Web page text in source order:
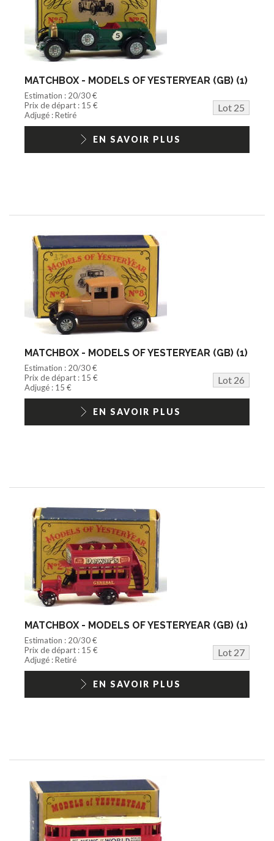
MATCHBOX - MODELS OF YESTERYEAR (GB) (1)
Estimation : 20/30 €
Prix de départ : 15 €
Lot 25
Adjugé : Retiré
EN SAVOIR PLUS
MATCHBOX - MODELS OF YESTERYEAR (GB) (1)
Estimation : 20/30 €
Prix de départ : 15 €
Lot 26
Adjugé : 15 €
EN SAVOIR PLUS
MATCHBOX - MODELS OF YESTERYEAR (GB) (1)
Estimation : 20/30 €
Prix de départ : 15 €
Lot 27
Adjugé : Retiré
EN SAVOIR PLUS